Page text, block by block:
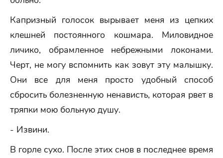
Капризный голосок вырывает меня из цепких
клешней постоянного кошмара. Миловидное
личико, обрамленное небрежными локонами.
Черт, не могу вспомнить как зовут эту малышку.
Они все для меня просто удобный способ
сбросить болезненную ненависть, которая рвет в
тряпки мою больную душу.
- Извини.
В горле сухо. После этих снов в последнее время